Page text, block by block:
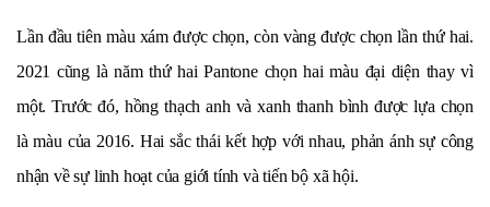
Lần đầu tiên màu xám được chọn, còn vàng được chọn lần thứ hai.
2021 cũng là năm thứ hai Pantone chọn hai màu đại diện thay vì
một. Trước đó, hồng thạch anh và xanh thanh bình được lựa chọn
là màu của 2016. Hai sắc thái kết hợp với nhau, phản ánh sự công
nhận về sự linh hoạt của giới tính và tiến bộ xã hội.